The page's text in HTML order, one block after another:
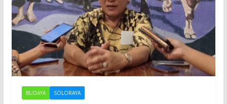
BUDAYA SOLORAYA